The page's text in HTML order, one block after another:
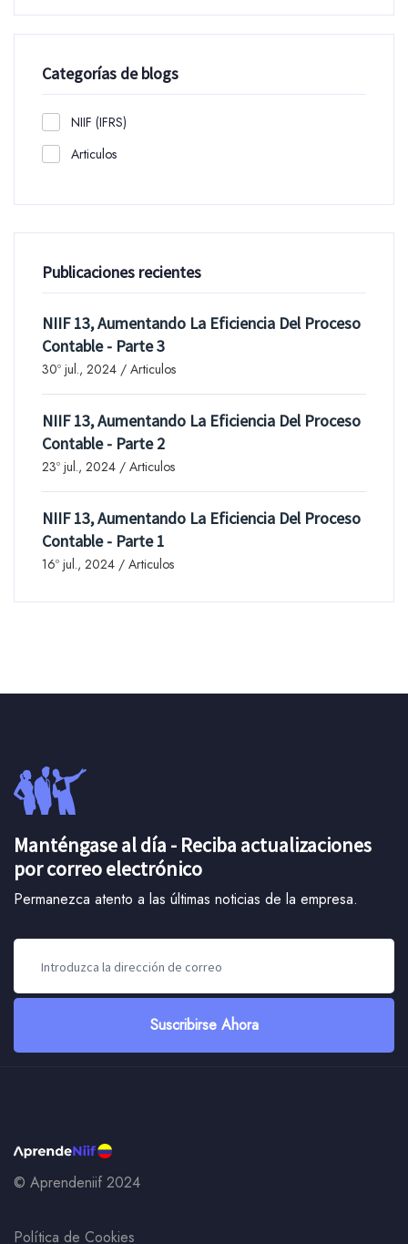
Categorías de blogs
NIIF (IFRS)
Articulos
Publicaciones recientes
NIIF 13, Aumentando La Eficiencia Del Proceso
Contable - Parte 3
30º jul., 2024 / Articulos
NIIF 13, Aumentando La Eficiencia Del Proceso
Contable - Parte 2
23º jul., 2024 / Articulos
NIIF 13, Aumentando La Eficiencia Del Proceso
Contable - Parte 1
16º jul., 2024 / Articulos
Manténgase al día - Reciba actualizaciones
por correo electrónico
Permanezca atento a las últimas noticias de la empresa.
Suscribirse Ahora
© Aprendeniif 2024
Política de Cookies